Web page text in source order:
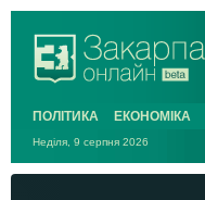
ПОЛІТИКА ЕКОНОМІКА
Неділя, 9 серпня 2026